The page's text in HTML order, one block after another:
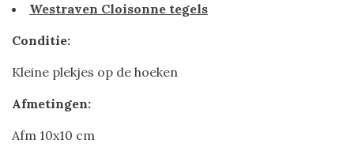
Westraven Cloisonne tegels
Conditie:
Kleine plekjes op de hoeken
Afmetingen:
Afm 10x10 cm